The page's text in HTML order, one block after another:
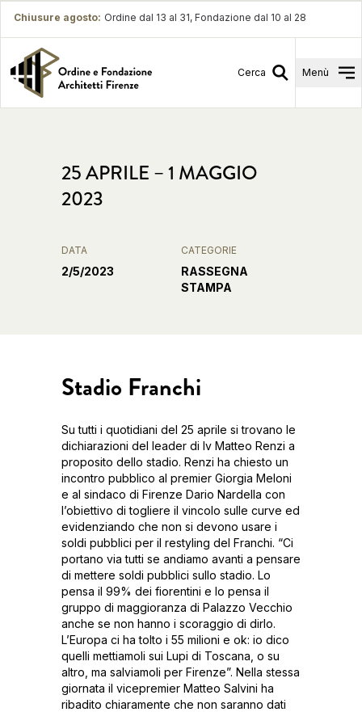
Chiusure agosto: Ordine dal 13 al 31, Fondazione dal 10 al 28
Cerca Menù
25 APRILE – 1 MAGGIO
2023
DATA
2/5/2023
CATEGORIE
RASSEGNA
STAMPA
Stadio Franchi
Su tutti i quotidiani del 25 aprile si trovano le
dichiarazioni del leader di Iv Matteo Renzi a
proposito dello stadio. Renzi ha chiesto un
incontro pubblico al premier Giorgia Meloni
e al sindaco di Firenze Dario Nardella con
l’obiettivo di togliere il vincolo sulle curve ed
evidenziando che non si devono usare i
soldi pubblici per il restyling del Franchi. “Ci
portano via tutti se andiamo avanti a pensare
di mettere soldi pubblici sullo stadio. Lo
pensa il 99% dei fiorentini e lo pensa il
gruppo di maggioranza di Palazzo Vecchio
anche se non hanno i scoraggio di dirlo.
L’Europa ci ha tolto i 55 milioni e ok: io dico
quelli mettiamoli sui Lupi di Toscana, o su
altro, ma salviamoli per Firenze”. Nella stessa
giornata il vicepremier Matteo Salvini ha
ribadito chiaramente che non saranno dati